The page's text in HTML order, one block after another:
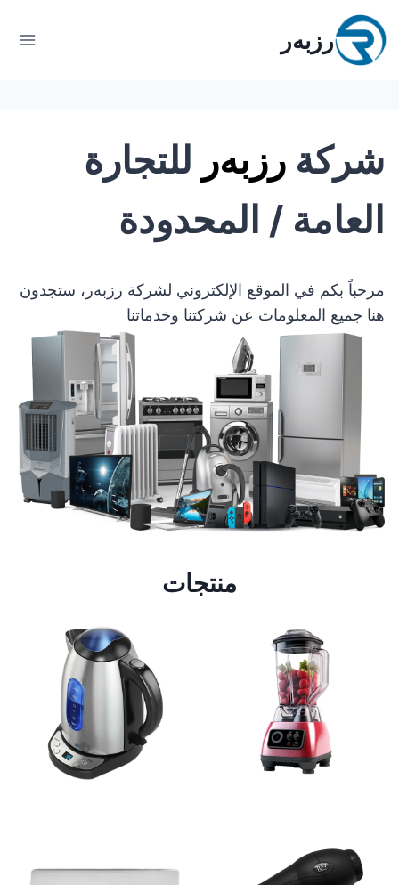
التجاوز
إلى
المحتوى
رزبەر
شرکة رزبەر للتجارة
العامة / المحدودة
مرحباً بكم في الموقع الإلكتروني لشركة رزبەر، ستجدون
هنا جميع المعلومات عن شركتنا وخدماتنا
منتجات